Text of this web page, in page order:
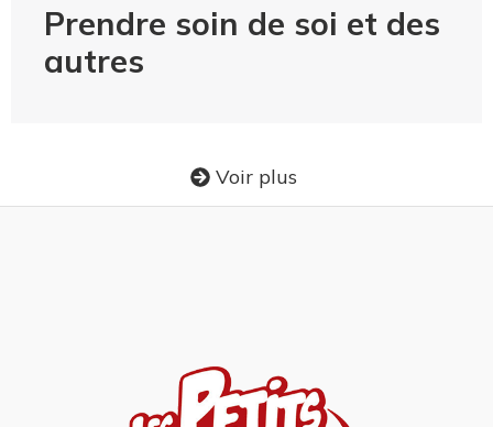
Prendre soin de soi et des
autres
Voir plus